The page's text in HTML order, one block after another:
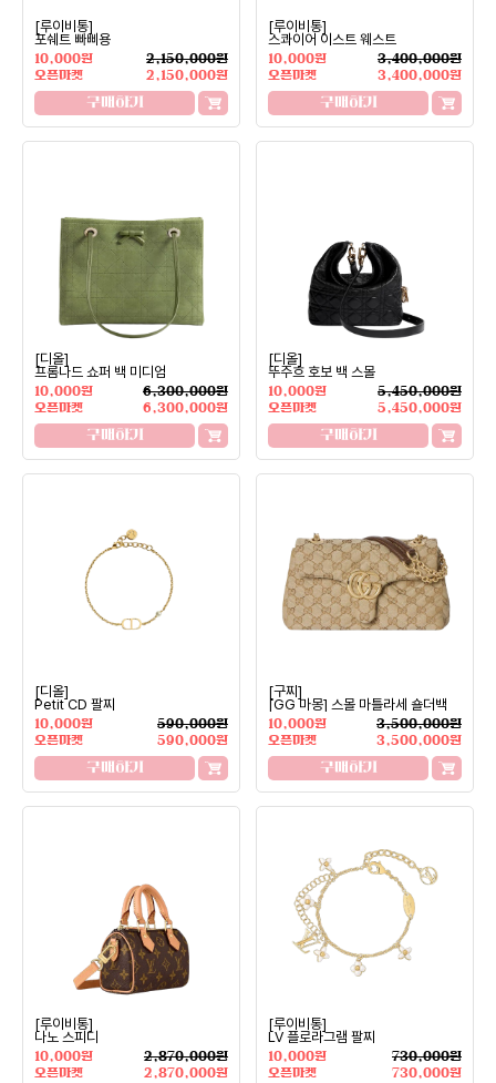
[루이비통]
포쉐트 빠삐용
10,000원
2,150,000원
오픈마켓
2,150,000원
구매하기
[루이비통]
스콰이어 이스트 웨스트
10,000원
3,400,000원
오픈마켓
3,400,000원
구매하기
[디올]
프롬나드 쇼퍼 백 미디엄
10,000원
6,300,000원
오픈마켓
6,300,000원
구매하기
[디올]
뚜주흐 호보 백 스몰
10,000원
5,450,000원
오픈마켓
5,450,000원
구매하기
[디올]
Petit CD 팔찌
10,000원
590,000원
오픈마켓
590,000원
구매하기
[구찌]
[GG 마몽] 스몰 마틀라세 숄더백
10,000원
3,500,000원
오픈마켓
3,500,000원
구매하기
[루이비통]
나노 스피디
10,000원
2,870,000원
오픈마켓
2,870,000원
[루이비통]
LV 플로라그램 팔찌
10,000원
730,000원
오픈마켓
730,000원